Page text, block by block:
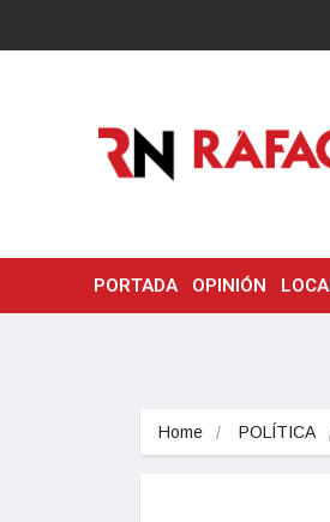
PORTADA OPINIÓN
Home POLÍTICA